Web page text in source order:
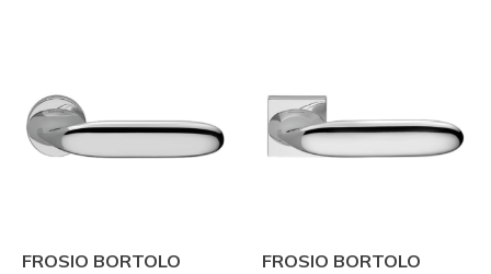
FROSIO BORTOLO
FROSIO BORTOLO